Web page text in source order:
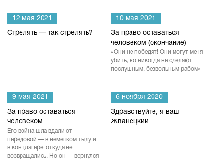
12 мая 2021
Стрелять — так стрелять?
10 мая 2021
За право оставаться
человеком (окончание)
«Они не победят! Они могут меня
убить, но никогда не сделают
послушным, безвольным рабом»
9 мая 2021
За право оставаться
человеком
Его война шла вдали от
передовой — в немецком тылу и
в концлагере, откуда не
возвращались. Но он — вернулся
6 ноября 2020
Здравствуйте, я ваш
Жванецкий